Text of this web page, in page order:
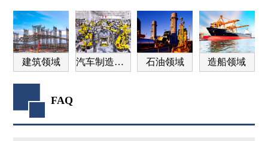
建筑领域 汽车制造领域 石油领域 造船领域
FAQ